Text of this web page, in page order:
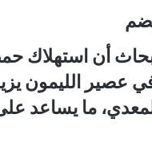
أن استهلاك
عصير الليمون
ما يساعد